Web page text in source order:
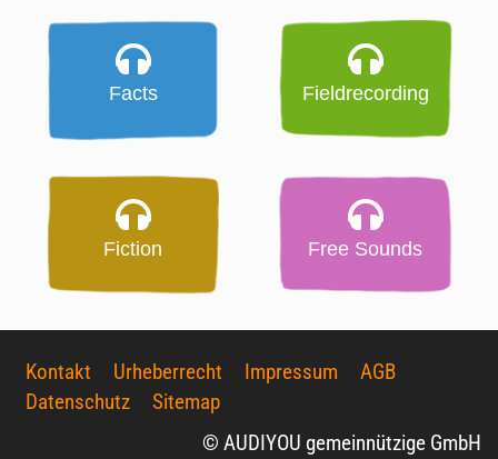
Facts Fieldrecording
Fiction Free Sounds
Kontakt Urheberrecht Impressum
AGB
Datenschutz
Sitemap
© AUDIYOU gemeinnützige GmbH